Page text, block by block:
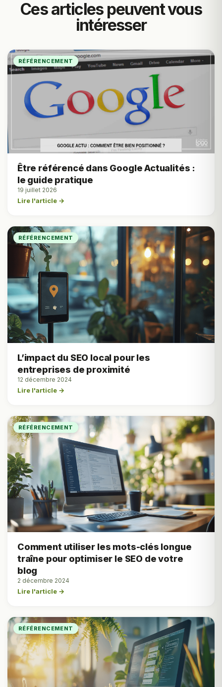
Ces articles peuvent vous
intéresser
RÉFÉRENCEMENT
Être référencé dans Google Actualités :
le guide pratique
19 juillet 2026
Lire l'article →
RÉFÉRENCEMENT
L’impact du SEO local pour les
entreprises de proximité
12 décembre 2024
Lire l'article →
RÉFÉRENCEMENT
Comment utiliser les mots-clés longue
traîne pour optimiser le SEO de votre
blog
2 décembre 2024
Lire l'article →
RÉFÉRENCEMENT